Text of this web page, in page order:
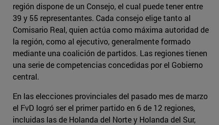
región dispone de un Consejo, el cual puede tener entre
39 y 55 representantes. Cada consejo elige tanto al
Comisario Real, quien actúa como máxima autoridad de
la región, como al ejecutivo, generalmente formado
mediante una coalición de partidos. Las regiones tienen
una serie de competencias concedidas por el Gobierno
central.
En las elecciones provinciales del pasado mes de marzo
el FvD logró ser el primer partido en 6 de 12 regiones,
incluidas las de Holanda del Norte y Holanda del Sur,